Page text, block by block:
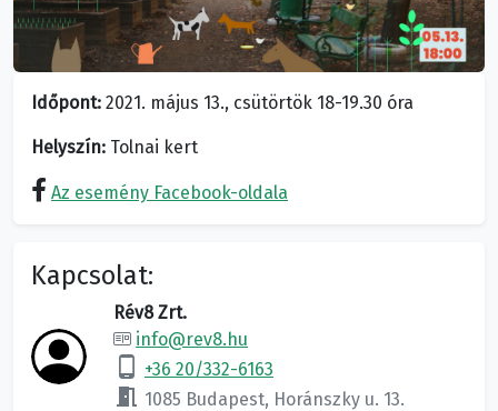
Időpont: 2021. május 13., csütörtök 18-19.30 óra
Helyszín: Tolnai kert
Az esemény Facebook-oldala
Kapcsolat:
Rév8 Zrt.
info@rev8.hu
phone_android +36 20/332-6163
meeting_room 1085 Budapest, Horánszky u. 13.